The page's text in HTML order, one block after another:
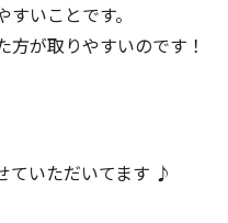
いことです。
が取りやすいのです！
ていただいてます ♪